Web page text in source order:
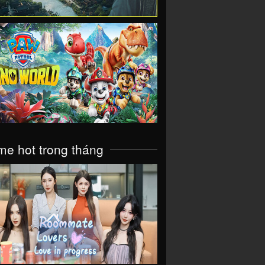
VIEW
hot trong tháng
VIEW